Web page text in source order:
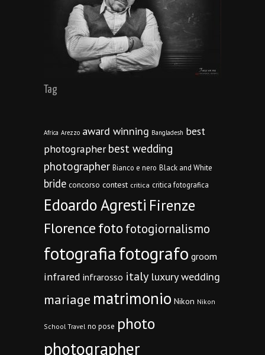
Tag
Africa Arezzo award winning Bangladesh best
photographer best wedding
photographer Bianco e nero Black and White
bride concorso contest critica critica fotografica
Edoardo Agresti Firenze
Florencefoto fotogiornalismo
fotografiafotografo groom
infrared infrarosso italy luxury wedding
mariage matrimonio Nikon Nikon
School Travel no pose photo
photographer